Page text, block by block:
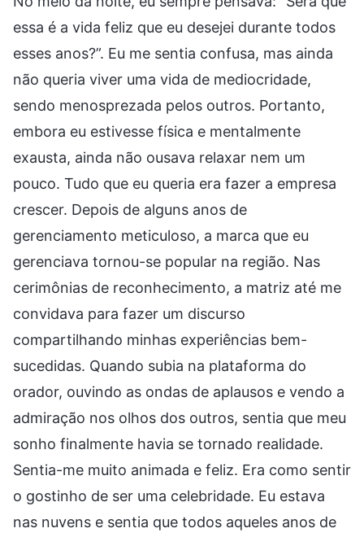
essa é a vida feliz que eu desejei durante todos
esses anos?”. Eu me sentia confusa, mas ainda
não queria viver uma vida de mediocridade,
sendo menosprezada pelos outros. Portanto,
embora eu estivesse física e mentalmente
exausta, ainda não ousava relaxar nem um
pouco. Tudo que eu queria era fazer a empresa
crescer. Depois de alguns anos de
gerenciamento meticuloso, a marca que eu
gerenciava tornou-se popular na região. Nas
cerimônias de reconhecimento, a matriz até me
convidava para fazer um discurso
compartilhando minhas experiências bem-
sucedidas. Quando subia na plataforma do
orador, ouvindo as ondas de aplausos e vendo a
admiração nos olhos dos outros, sentia que meu
sonho finalmente havia se tornado realidade.
Sentia-me muito animada e feliz. Era como sentir
o gostinho de ser uma celebridade. Eu estava
nas nuvens e sentia que todos aqueles anos de